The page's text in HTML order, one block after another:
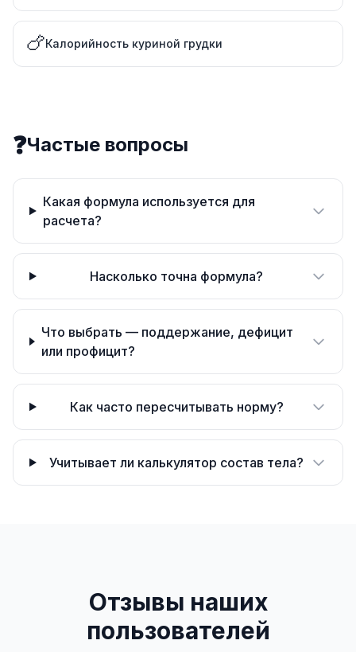
🍗Калорийность куриной грудки
❓Частые вопросы
Какая формула используется для
расчета?
Насколько точна формула?
Что выбрать — поддержание, дефицит
или профицит?
Как часто пересчитывать норму?
Учитывает ли калькулятор состав тела?
Отзывы наших
пользователей